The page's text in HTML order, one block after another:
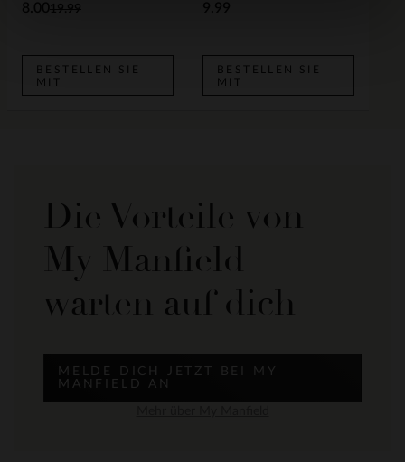
19.99
8.00
BESTELLEN SIE
MIT
BESTELLEN SIE
MIT
Die Vorteile von
My Manfield
warten auf dich
MELDE DICH JETZT BEI MY
MANFIELD AN